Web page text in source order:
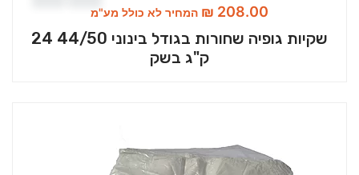
₪ 208.00 המחיר לא כולל מע"מ
שקיות גופיה שחורות בגודל בינוני 44/50 24
ק"ג בשק